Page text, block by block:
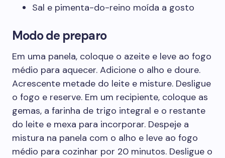
Sal e pimenta-do-reino moída a gosto
Modo de preparo
Em uma panela, coloque o azeite e leve ao fogo
médio para aquecer. Adicione o alho e doure.
Acrescente metade do leite e misture. Desligue
o fogo e reserve. Em um recipiente, coloque as
gemas, a farinha de trigo integral e o restante
do leite e mexa para incorporar. Despeje a
mistura na panela com o alho e leve ao fogo
médio para cozinhar por 20 minutos. Desligue o